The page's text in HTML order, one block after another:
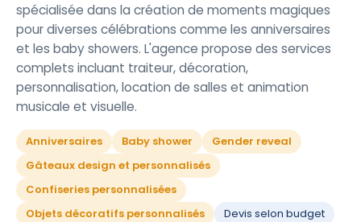
spécialisée dans la création de moments magiques
pour diverses célébrations comme les anniversaires
et les baby showers. L'agence propose des services
complets incluant traiteur, décoration,
personnalisation, location de salles et animation
musicale et visuelle.
Anniversaires Baby shower
Gender reveal
Gâteaux design et personnalisés
Confiseries personnalisées
Objets décoratifs personnalisés
Devis selon budget